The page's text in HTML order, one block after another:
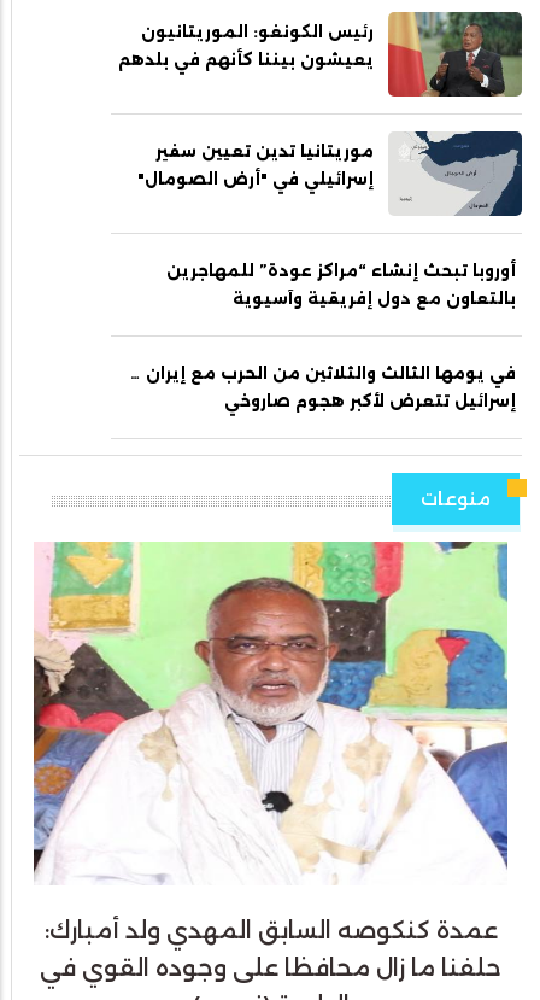
رئيس الكونغو: الموريتانيون
يعيشون بيننا كأنهم في بلدهم
موريتانيا تدين تعيين سفير
إسرائيلي في "أرض الصومال"
أوروبا تبحث إنشاء “مراكز عودة” للمهاجرين
بالتعاون مع دول إفريقية وآسيوية
في يومها الثالث والثلاثين من الحرب مع إيران …
إسرائيل تتعرض لأكبر هجوم صاروخي
منوعات
عمدة كنكوصه السابق المهدي ولد أمبارك:
حلفنا ما زال محافظا على وجوده القوي في